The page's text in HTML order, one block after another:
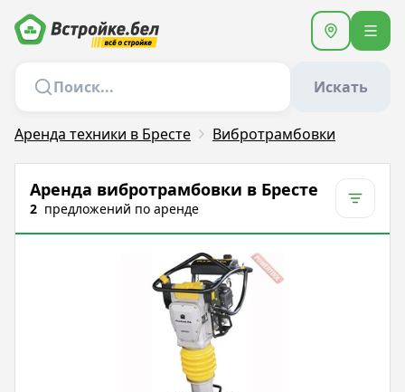
Искать
Аренда техники в Бресте Вибротрамбовки
Аренда вибротрамбовки в Бресте
2 предложений по аренде